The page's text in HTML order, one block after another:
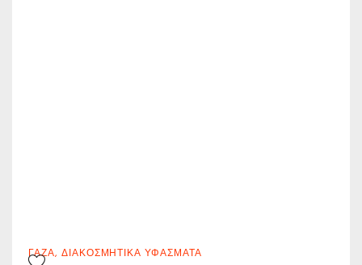
ΓΆΖΑ, ΔΙΑΚΟΣΜΗΤΙΚΆ ΥΦΆΣΜΑΤΑ